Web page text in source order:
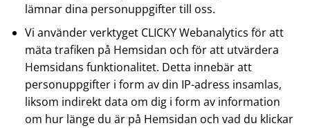
lämnar dina personuppgifter till oss.
Vi använder verktyget CLICKY Webanalytics för att
mäta trafiken på Hemsidan och för att utvärdera
Hemsidans funktionalitet. Detta innebär att
personuppgifter i form av din IP-adress insamlas,
liksom indirekt data om dig i form av information
om hur länge du är på Hemsidan och vad du klickar